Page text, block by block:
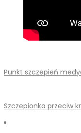
Punkt szczepień
Szczepionka przeciw